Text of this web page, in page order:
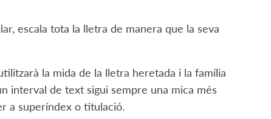
escala tota la lletra de manera que la seva
la mida de la lletra heretada i la família
interval de text sigui sempre una mica més
a superíndex o titulació.